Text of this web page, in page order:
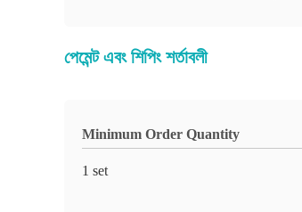
পেমেন্ট এবং শিপিং শর্তাবলী
Minimum Order Quantity
1 set